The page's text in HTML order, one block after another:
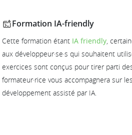
Formation IA-friendly
Cette formation étant IA friendly,
aux développeur·se·s qui souhaitent
exercices sont conçus pour tirer parti
formateur·rice vous accompagnera sur
développement assisté par IA.